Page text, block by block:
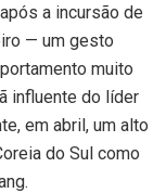
a incursão de
— um gesto
muito
influente do líder
em abril, um alto
do Sul como